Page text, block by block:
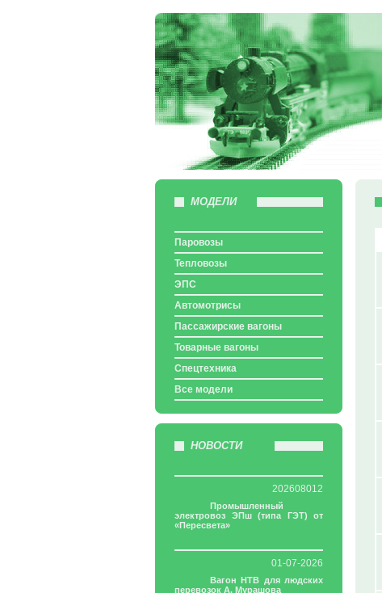
МОДЕЛИ
Паровозы
Тепловозы
ЭПС
Автомотрисы
Пассажирские вагоны
Товарные вагоны
Спецтехника
Все модели
НОВОСТИ
202608012
Промышленный
электровоз ЭПш (типа ГЭТ) от
«Пересвета»
01-07-2026
Вагон НТВ для людских
перевозок А. Мурашова